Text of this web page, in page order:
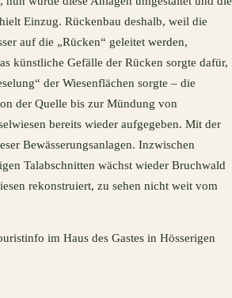
Einzug. Rückenbau deshalb, weil die
auf die „Rücken“ geleitet werden,
künstliche Gefälle der Rücken sorgte dafür,
der Wiesenflächen sorgte – die
der Quelle bis zur Mündung von
bereits wieder aufgegeben. Mit der
Bewässerungsanlagen. Inzwischen
Talabschnitten wächst wieder Bruchwald
rekonstruiert, zu sehen nicht weit vom
im Haus des Gastes in Hösserigen